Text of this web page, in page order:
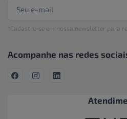
*Cadastre-se em nossa newsletter para
Acompanhe nas redes